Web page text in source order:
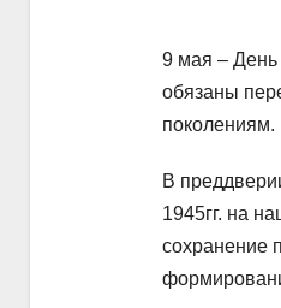
9 мая – День
обязаны
поколениям.
В
1945гг. на
сохранение